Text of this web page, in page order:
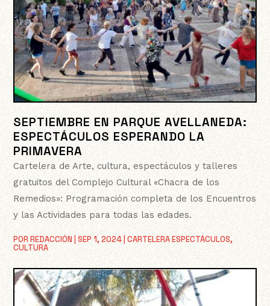
SEPTIEMBRE EN PARQUE AVELLANEDA:
ESPECTÁCULOS ESPERANDO LA
PRIMAVERA
PORREDACCIÓN |SEP 1, 2024 |CARTELERA ESPECTÁCULOS,
CULTURA
Cartelera de Arte, cultura, espectáculos y talleres
gratuitos del Complejo Cultural «Chacra de los
Remedios»: Programación completa de los Encuentros
y las Actividades para todas las edades.